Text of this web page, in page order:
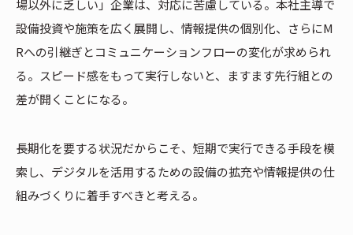
場以外に乏しい」企業は、対応に苦慮している。本社主導で
設備投資や施策を広く展開し、情報提供の個別化、さらにM
Rへの引継ぎとコミュニケーションフローの変化が求められ
る。スピード感をもって実行しないと、ますます先行組との
差が開くことになる。
長期化を要する状況だからこそ、短期で実行できる手段を模
索し、デジタルを活用するための設備の拡充や情報提供の仕
組みづくりに着手すべきと考える。